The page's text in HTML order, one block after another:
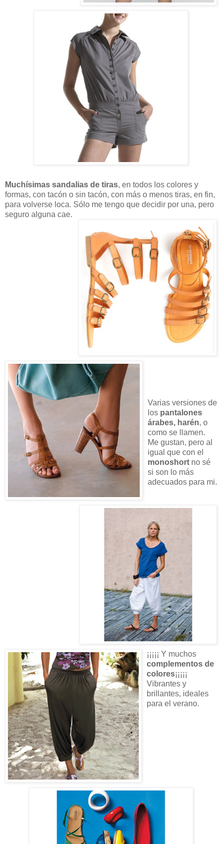
Muchísimas sandalias de tiras, en todos los colores y
formas, con tacón o sin tacón, con más o menos tiras, en fin,
para volverse loca. Sólo me tengo que decidir por una, pero
seguro alguna cae.
Varias versiones de
los pantalones
árabes, harén, o
como se llamen.
Me gustan, pero al
igual que con el
monoshort no sé
si son lo más
adecuados para mi.
¡¡¡¡¡ Y muchos
complementos de
colores¡¡¡¡¡
Vibrantes y
brillantes, ideales
para el verano.